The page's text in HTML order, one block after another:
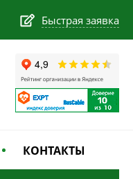
Быстрая заявка
КОНТАКТЫ